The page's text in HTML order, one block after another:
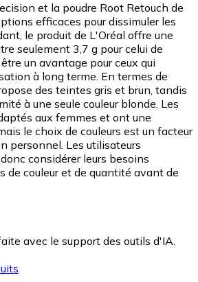
et la poudre Root Retouch de
efficaces pour dissimuler les
le produit de L'Oréal offre une
seulement 3,7 g pour celui de
un avantage pour ceux qui
à long terme. En termes de
des teintes gris et brun, tandis
à une seule couleur blonde. Les
aux femmes et ont une
le choix de couleurs est un facteur
personnel. Les utilisateurs
considérer leurs besoins
de couleur et de quantité avant de
avec le support des outils d'IA.